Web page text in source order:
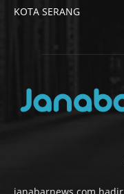
KOTA SERANG